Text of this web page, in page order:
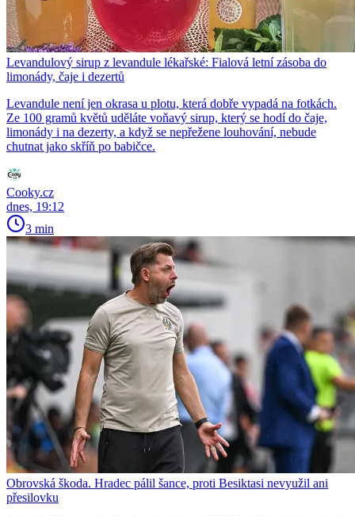
Levandulový sirup z levandule lékařské: Fialová letní zásoba do
limonády, čaje i dezertů
Levandule není jen okrasa u plotu, která dobře vypadá na fotkách.
Ze 100 gramů květů uděláte voňavý sirup, který se hodí do čaje,
limonády i na dezerty, a když se nepřežene louhování, nebude
chutnat jako skříň po babičce.
Cooky.cz
dnes, 19:12
3 min
Obrovská škoda. Hradec pálil šance, proti Besiktasi nevyužil ani
přesilovku